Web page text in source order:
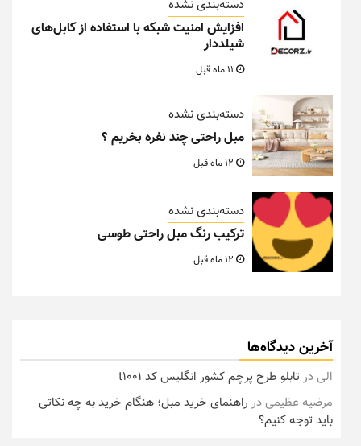
دسته‌بندی نشده
افزایش امنیت شبکه با استفاده از کابل‌های
شیلددار
دسته‌بندی نشده
مبل راحتی چند نفره بخریم ؟
دسته‌بندی نشده
ترکیب رنگ مبل راحتی طوسی
آخرین دیدگاه‌ها
الیدرتابلو طرح پرچم کشور انگلیس کد t1001
مرضیه عظیمیدر راهنمای خرید مبل؛ هنگام خرید به چه نکاتی
باید توجه کنیم؟